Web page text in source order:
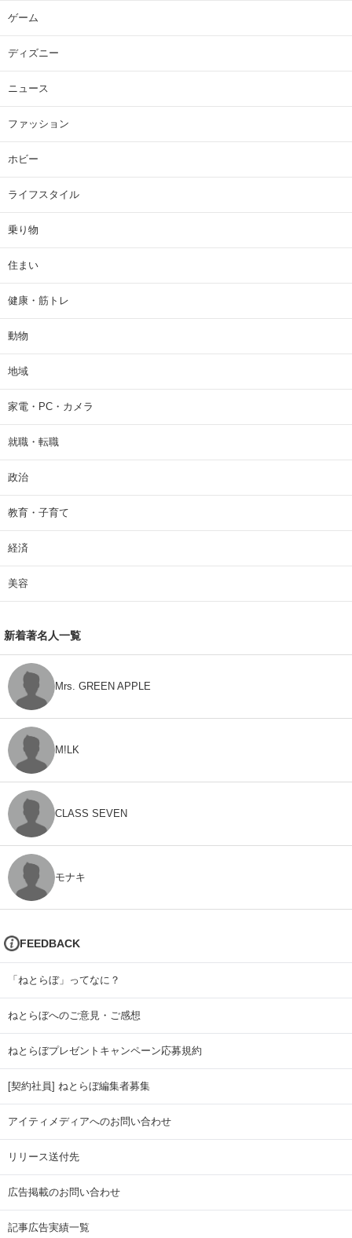
ゲーム
ディズニー
ニュース
ファッション
ホビー
ライフスタイル
乗り物
住まい
健康・筋トレ
動物
地域
家電・PC・カメラ
就職・転職
政治
教育・子育て
経済
美容
新着著名人一覧
Mrs. GREEN APPLE
M!LK
CLASS SEVEN
モナキ
FEEDBACK
「ねとらぼ」ってなに？
ねとらぼへのご意見・ご感想
ねとらぼプレゼントキャンペーン応募規約
[契約社員] ねとらぼ編集者募集
アイティメディアへのお問い合わせ
リリース送付先
広告掲載のお問い合わせ
記事広告実績一覧